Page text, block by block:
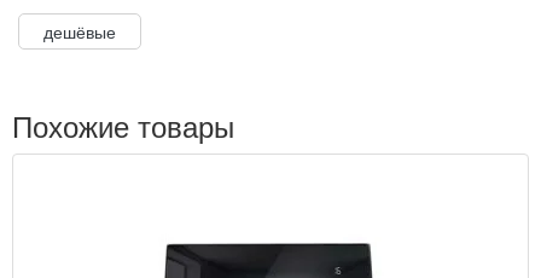
дешёвые
Похожие товары